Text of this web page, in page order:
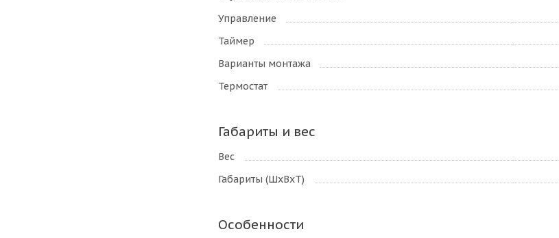
Управление
Таймер
Варианты монтажа
Термостат
Габариты и вес
Вес
Габариты (ШхВхТ)
Особенности